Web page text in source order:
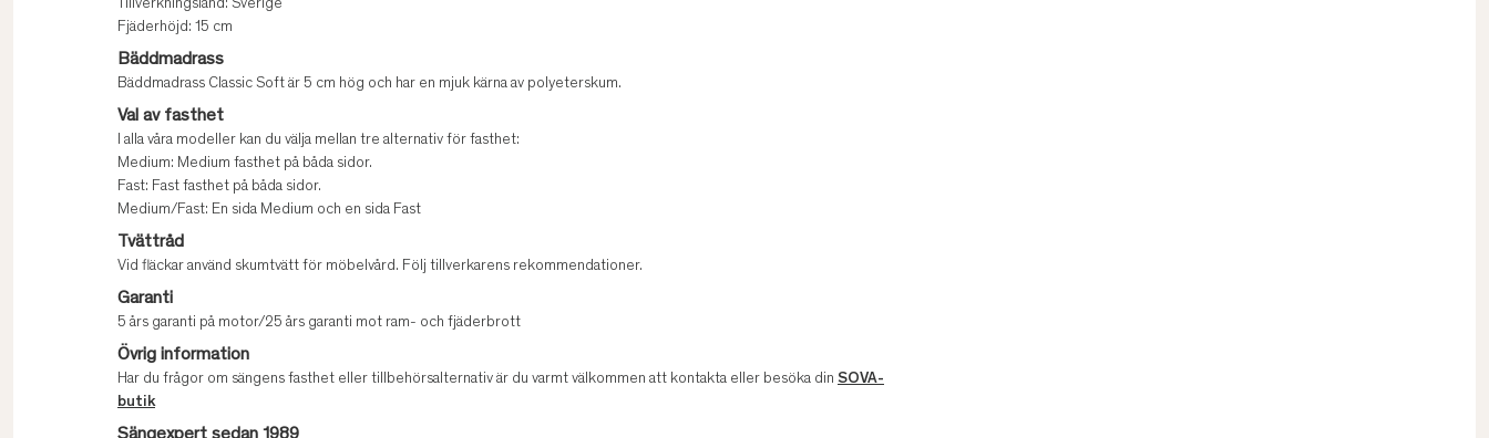
Tillverkningsland: Sverige
Fjäderhöjd: 15 cm
Bäddmadrass
Bäddmadrass Classic Soft är 5 cm hög och har en mjuk kärna av polyeterskum.
Val av fasthet
I alla våra modeller kan du välja mellan tre alternativ för fasthet:
Medium: Medium fasthet på båda sidor.
Fast: Fast fasthet på båda sidor.
Medium/Fast: En sida Medium och en sida Fast
Tvättråd
Vid fläckar använd skumtvätt för möbelvård. Följ tillverkarens rekommendationer.
Garanti
5 års garanti på motor/25 års garanti mot ram- och fjäderbrott
Övrig information
Har du frågor om sängens fasthet eller tillbehörsalternativ är du varmt välkommen att kontakta eller besöka din SOVA-
butik